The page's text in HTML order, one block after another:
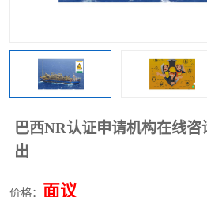
巴西NR认证申请机构在线
出
价格： 面议